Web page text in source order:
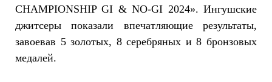
CHAMPIONSHIP GI & NO-GI 2024». Ингушские
джитсеры показали впечатляющие результаты,
завоевав 5 золотых, 8 серебряных и 8 бронзовых
медалей.